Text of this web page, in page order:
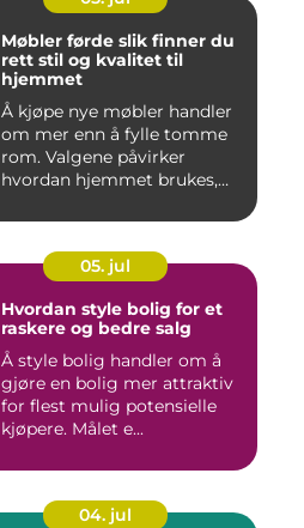
Møbler førde slik finner du
rett stil og kvalitet til
hjemmet
Å kjøpe nye møbler handler
om mer enn å fylle tomme
rom. Valgene påvirker
hvordan hjemmet brukes,
05. jul
Hvordan style bolig for et
raskere og bedre salg
Å style bolig handler om å
gjøre en bolig mer attraktiv
for flest mulig potensielle
kjøpere. Målet e...
04. jul